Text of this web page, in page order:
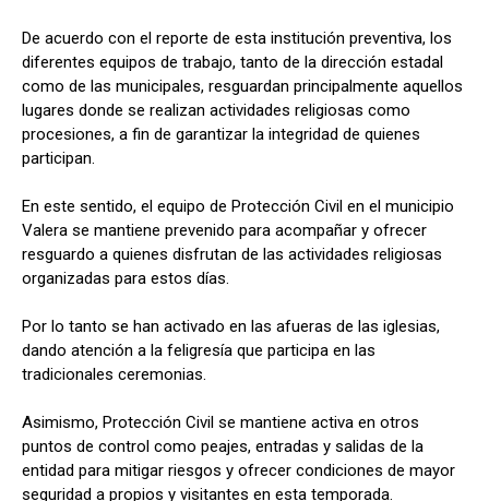
De acuerdo con el reporte de esta institución preventiva, los
diferentes equipos de trabajo, tanto de la dirección estadal
como de las municipales, resguardan principalmente aquellos
lugares donde se realizan actividades religiosas como
procesiones, a fin de garantizar la integridad de quienes
participan.
En este sentido, el equipo de Protección Civil en el municipio
Valera se mantiene prevenido para acompañar y ofrecer
resguardo a quienes disfrutan de las actividades religiosas
organizadas para estos días.
Por lo tanto se han activado en las afueras de las iglesias,
dando atención a la feligresía que participa en las
tradicionales ceremonias.
Asimismo, Protección Civil se mantiene activa en otros
puntos de control como peajes, entradas y salidas de la
entidad para mitigar riesgos y ofrecer condiciones de mayor
seguridad a propios y visitantes en esta temporada.